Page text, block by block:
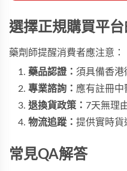
選擇正規購買平
藥劑師提醒消費者應注意：
藥品認證： 須具備香港
專業諮詢： 應有註冊
退換貨政策： 7天無理
物流追蹤： 提供實時貨
常見QA解答